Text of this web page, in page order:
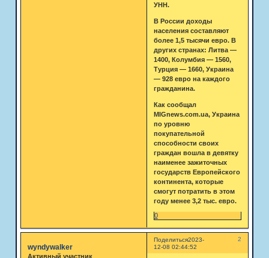
УНН.
В России доходы
населения составляют
более 1,5 тысячи евро. В
других странах: Литва —
1400, Колумбия — 1560,
Турция — 1660, Украина
— 928 евро на каждого
гражданина.
Как сообщал
MIGnews.com.ua, Украина
по уровню
покупательной
способности своих
граждан вошла в девятку
наименее зажиточных
государств Европейского
континента, которые
смогут потратить в этом
году менее 3,2 тыс. евро.
0
Поделиться 2
2023-
12-08 02:44:52
wyndywalker
Активный участник